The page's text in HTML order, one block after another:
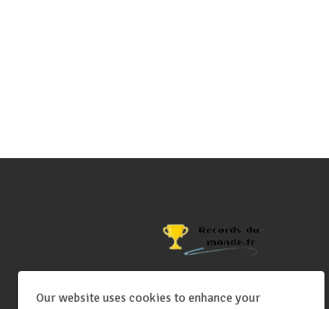
Our website uses cookies to enhance your